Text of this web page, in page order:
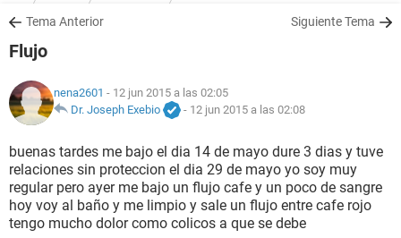
SALUD
FAMILIA
NUTRICIÓN
BIENESTAR
SEXUALIDAD
Tema Anterior Siguiente Tema
Flujo
nena2601 - 12 jun 2015 a las 02:05
Dr. Joseph Exebio
- 12 jun 2015 a las 02:08
buenas tardes me bajo el dia 14 de mayo dure 3 dias y tuve
relaciones sin proteccion el dia 29 de mayo yo soy muy
regular pero ayer me bajo un flujo cafe y un poco de sangre
hoy voy al baño y me limpio y sale un flujo entre cafe rojo
tengo mucho dolor como colicos a que se debe